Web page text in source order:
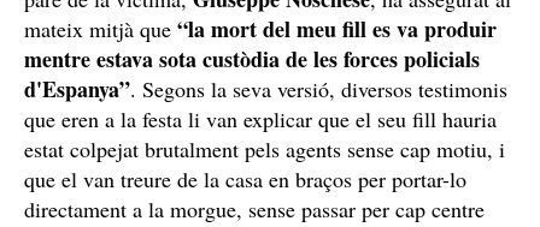
mateix mitjà que “la mort del meu fill es va produir
mentre estava sota custòdia de les forces policials
d'Espanya”. Segons la seva versió, diversos testimonis
que eren a la festa li van explicar que el seu fill hauria
estat colpejat brutalment pels agents sense cap motiu, i
que el van treure de la casa en braços per portar-lo
directament a la morgue, sense passar per cap centre